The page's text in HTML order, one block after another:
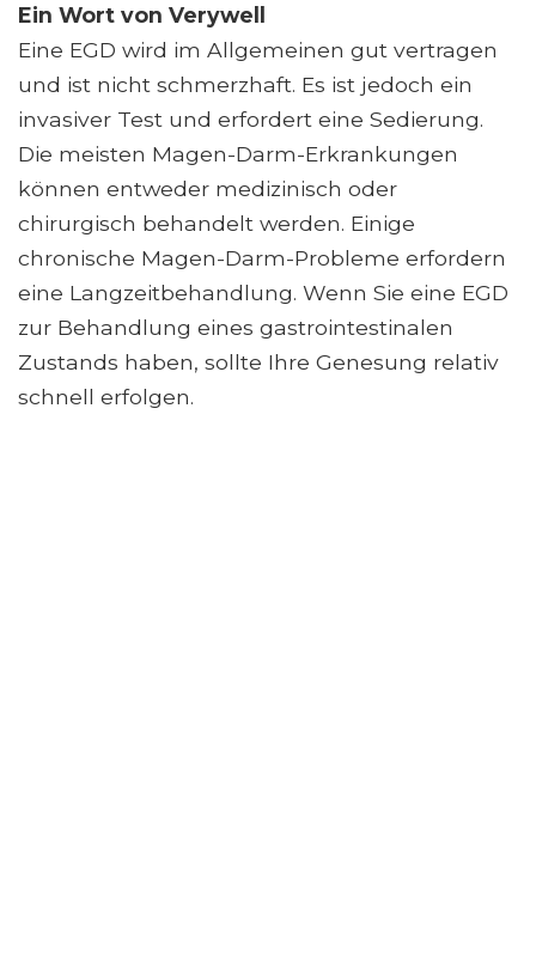
Ein Wort von Verywell
Eine EGD wird im Allgemeinen gut vertragen
und ist nicht schmerzhaft. Es ist jedoch ein
invasiver Test und erfordert eine Sedierung.
Die meisten Magen-Darm-Erkrankungen
können entweder medizinisch oder
chirurgisch behandelt werden. Einige
chronische Magen-Darm-Probleme erfordern
eine Langzeitbehandlung. Wenn Sie eine EGD
zur Behandlung eines gastrointestinalen
Zustands haben, sollte Ihre Genesung relativ
schnell erfolgen.